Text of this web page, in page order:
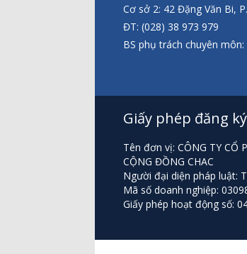
Cơ sở 2: 42 Đặng Văn Bi,
ĐT: (028) 38 973 979
BS phụ trách chuyên môn:
Giấy phép đăng ký
Tên đơn vị: CÔNG TY CỔ
CỘNG ĐỒNG CHAC
Người đại diện pháp luật:
Mã số doanh nghiệp:
Giấy phép hoạt động số: